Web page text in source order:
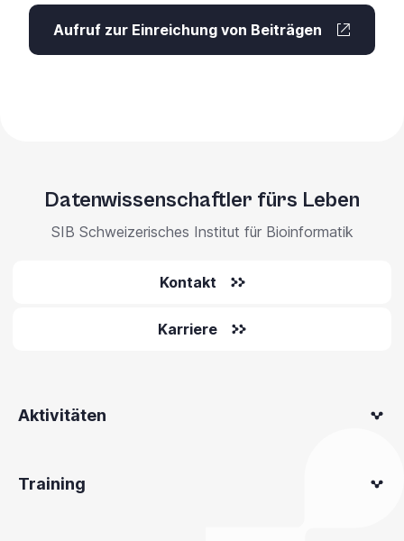
Aufruf zur Einreichung von Beiträgen
Datenwissenschaftler fürs Leben
SIB Schweizerisches Institut für Bioinformatik
Kontakt
Karriere
Aktivitäten
Training